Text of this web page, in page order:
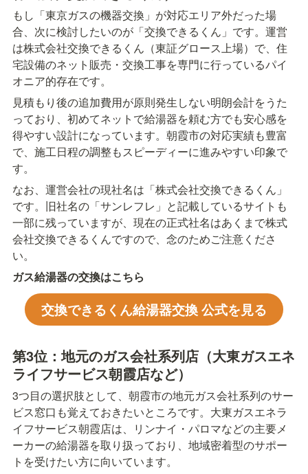
もし「東京ガスの機器交換」が対応エリア外だった場
合、次に検討したいのが「交換できるくん」です。運営
は株式会社交換できるくん（東証グロース上場）で、住
宅設備のネット販売・交換工事を専門に行っているパイ
オニア的存在です。
見積もり後の追加費用が原則発生しない明朗会計をうた
っており、初めてネットで給湯器を頼む方でも安心感を
得やすい設計になっています。朝霞市の対応実績も豊富
で、施工日程の調整もスピーディーに進みやすい印象で
す。
なお、運営会社の現社名は「株式会社交換できるくん」
です。旧社名の「サンレフレ」と記載しているサイトも
一部に残っていますが、現在の正式社名はあくまで株式
会社交換できるくんですので、念のためご注意くださ
い。
ガス給湯器の交換はこちら
交換できるくん給湯器交換 公式を見る
第3位：地元のガス会社系列店（大東ガスエネ
ライフサービス朝霞店など）
3つ目の選択肢として、朝霞市の地元ガス会社系列のサー
ビス窓口も覚えておきたいところです。大東ガスエネラ
イフサービス朝霞店は、リンナイ・パロマなどの主要メ
ーカーの給湯器を取り扱っており、地域密着型のサポー
トを受けたい方に向いています。